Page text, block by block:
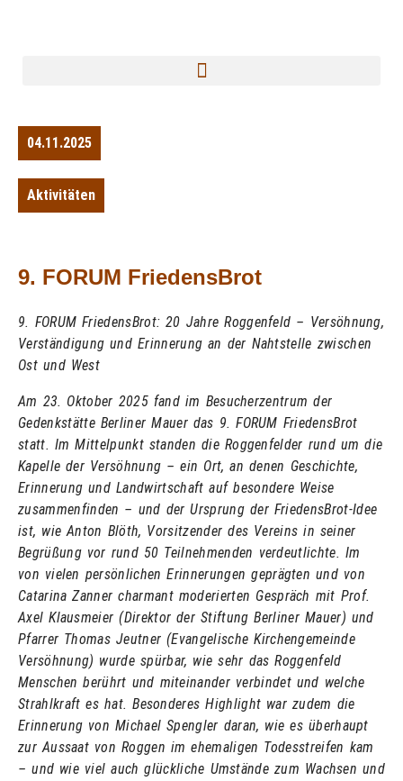
04.11.2025
Aktivitäten
9. FORUM FriedensBrot
9. FORUM FriedensBrot: 20 Jahre Roggenfeld – Versöhnung,
Verständigung und Erinnerung an der Nahtstelle zwischen
Ost und West
Am 23. Oktober 2025 fand im Besucherzentrum der
Gedenkstätte Berliner Mauer das 9. FORUM FriedensBrot
statt. Im Mittelpunkt standen die Roggenfelder rund um die
Kapelle der Versöhnung – ein Ort, an denen Geschichte,
Erinnerung und Landwirtschaft auf besondere Weise
zusammenfinden – und der Ursprung der FriedensBrot-Idee
ist, wie Anton Blöth, Vorsitzender des Vereins in seiner
Begrüßung vor rund 50 Teilnehmenden verdeutlichte. Im
von vielen persönlichen Erinnerungen geprägten und von
Catarina Zanner charmant moderierten Gespräch mit Prof.
AxelKlausmeier (Direktor der Stiftung Berliner Mauer) und
Pfarrer Thomas Jeutner (Evangelische Kirchengemeinde
Versöhnung) wurde spürbar, wie sehr das Roggenfeld
Menschen berührt und miteinander verbindet und welche
Strahlkraft es hat. Besonderes Highlight war zudem die
Erinnerung von Michael Spengler daran, wie es überhaupt
zur Aussaat von Roggen im ehemaligen Todesstreifen kam
– und wie viel auch glückliche Umstände zum Wachsen und